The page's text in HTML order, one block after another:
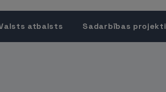
atbalsts Sadarbības projekti